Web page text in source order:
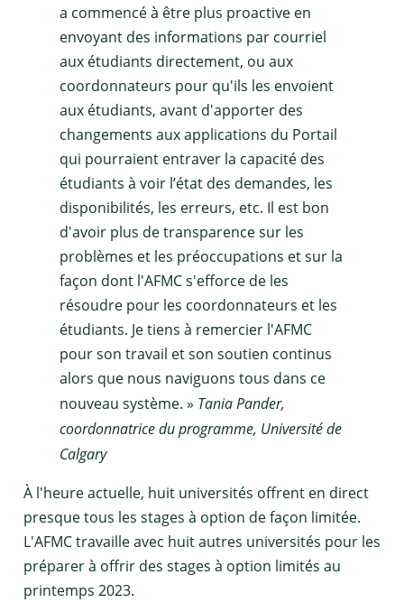
a commencé à être plus proactive en
envoyant des informations par courriel
aux étudiants directement, ou aux
coordonnateurs pour qu'ils les envoient
aux étudiants, avant d'apporter des
changements aux applications du Portail
qui pourraient entraver la capacité des
étudiants à voir l’état des demandes, les
disponibilités, les erreurs, etc. Il est bon
d'avoir plus de transparence sur les
problèmes et les préoccupations et sur la
façon dont l'AFMC s'efforce de les
résoudre pour les coordonnateurs et les
étudiants. Je tiens à remercier l'AFMC
pour son travail et son soutien continus
alors que nous naviguons tous dans ce
nouveau système. » Tania Pander,
coordonnatrice du programme, Université de
Calgary
À l'heure actuelle, huit universités offrent en direct
presque tous les stages à option de façon limitée.
L'AFMC travaille avec huit autres universités pour les
préparer à offrir des stages à option limités au
printemps 2023.